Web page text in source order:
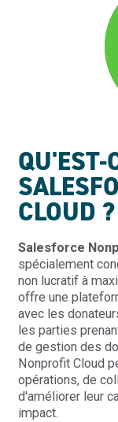
QU'EST-
CLOUD ?
Salesforce
spécialement
non lucratif à
offre une
avec les
les parties
de gestion des
Nonprofit Cloud
opérations, de
d'améliorer leur
impact.